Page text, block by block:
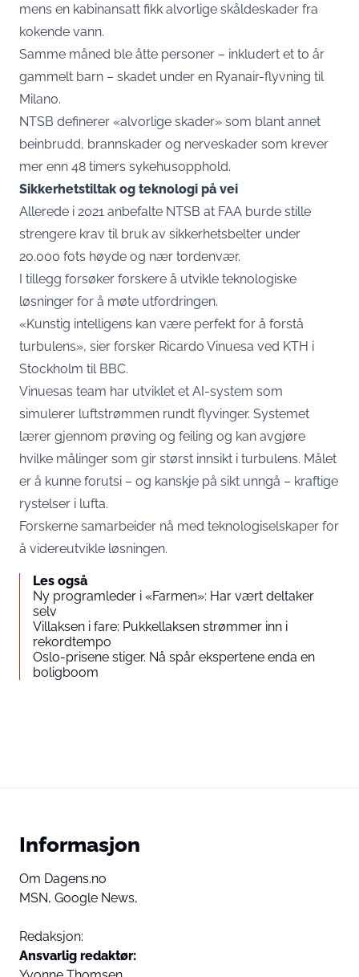
mens en kabinansatt fikk alvorlige skåldeskader fra
kokende vann.
Samme måned ble åtte personer – inkludert et to år
gammelt barn – skadet under en Ryanair-flyvning til
Milano.
NTSB definerer «alvorlige skader» som blant annet
beinbrudd, brannskader og nerveskader som krever
mer enn 48 timers sykehusopphold.
Sikkerhetstiltak og teknologi på vei
Allerede i 2021 anbefalte NTSB at FAA burde stille
strengere krav til bruk av sikkerhetsbelter under
20.000 fots høyde og nær tordenvær.
I tillegg forsøker forskere å utvikle teknologiske
løsninger for å møte utfordringen.
«Kunstig intelligens kan være perfekt for å forstå
turbulens», sier forsker Ricardo Vinuesa ved KTH i
Stockholm til BBC.
Vinuesas team har utviklet et AI-system som
simulerer luftstrømmen rundt flyvinger. Systemet
lærer gjennom prøving og feiling og kan avgjøre
hvilke målinger som gir størst innsikt i turbulens. Målet
er å kunne forutsi – og kanskje på sikt unngå – kraftige
rystelser i lufta.
Forskerne samarbeider nå med teknologiselskaper for
å videreutvikle løsningen.
Les også
Ny programleder i «Farmen»: Har vært deltaker
selv
Villaksen i fare: Pukkellaksen strømmer inn i
rekordtempo
Oslo-prisene stiger. Nå spår ekspertene enda en
boligboom
Informasjon
Om Dagens.no
MSN, Google News,
Redaksjon:
Ansvarlig redaktør: